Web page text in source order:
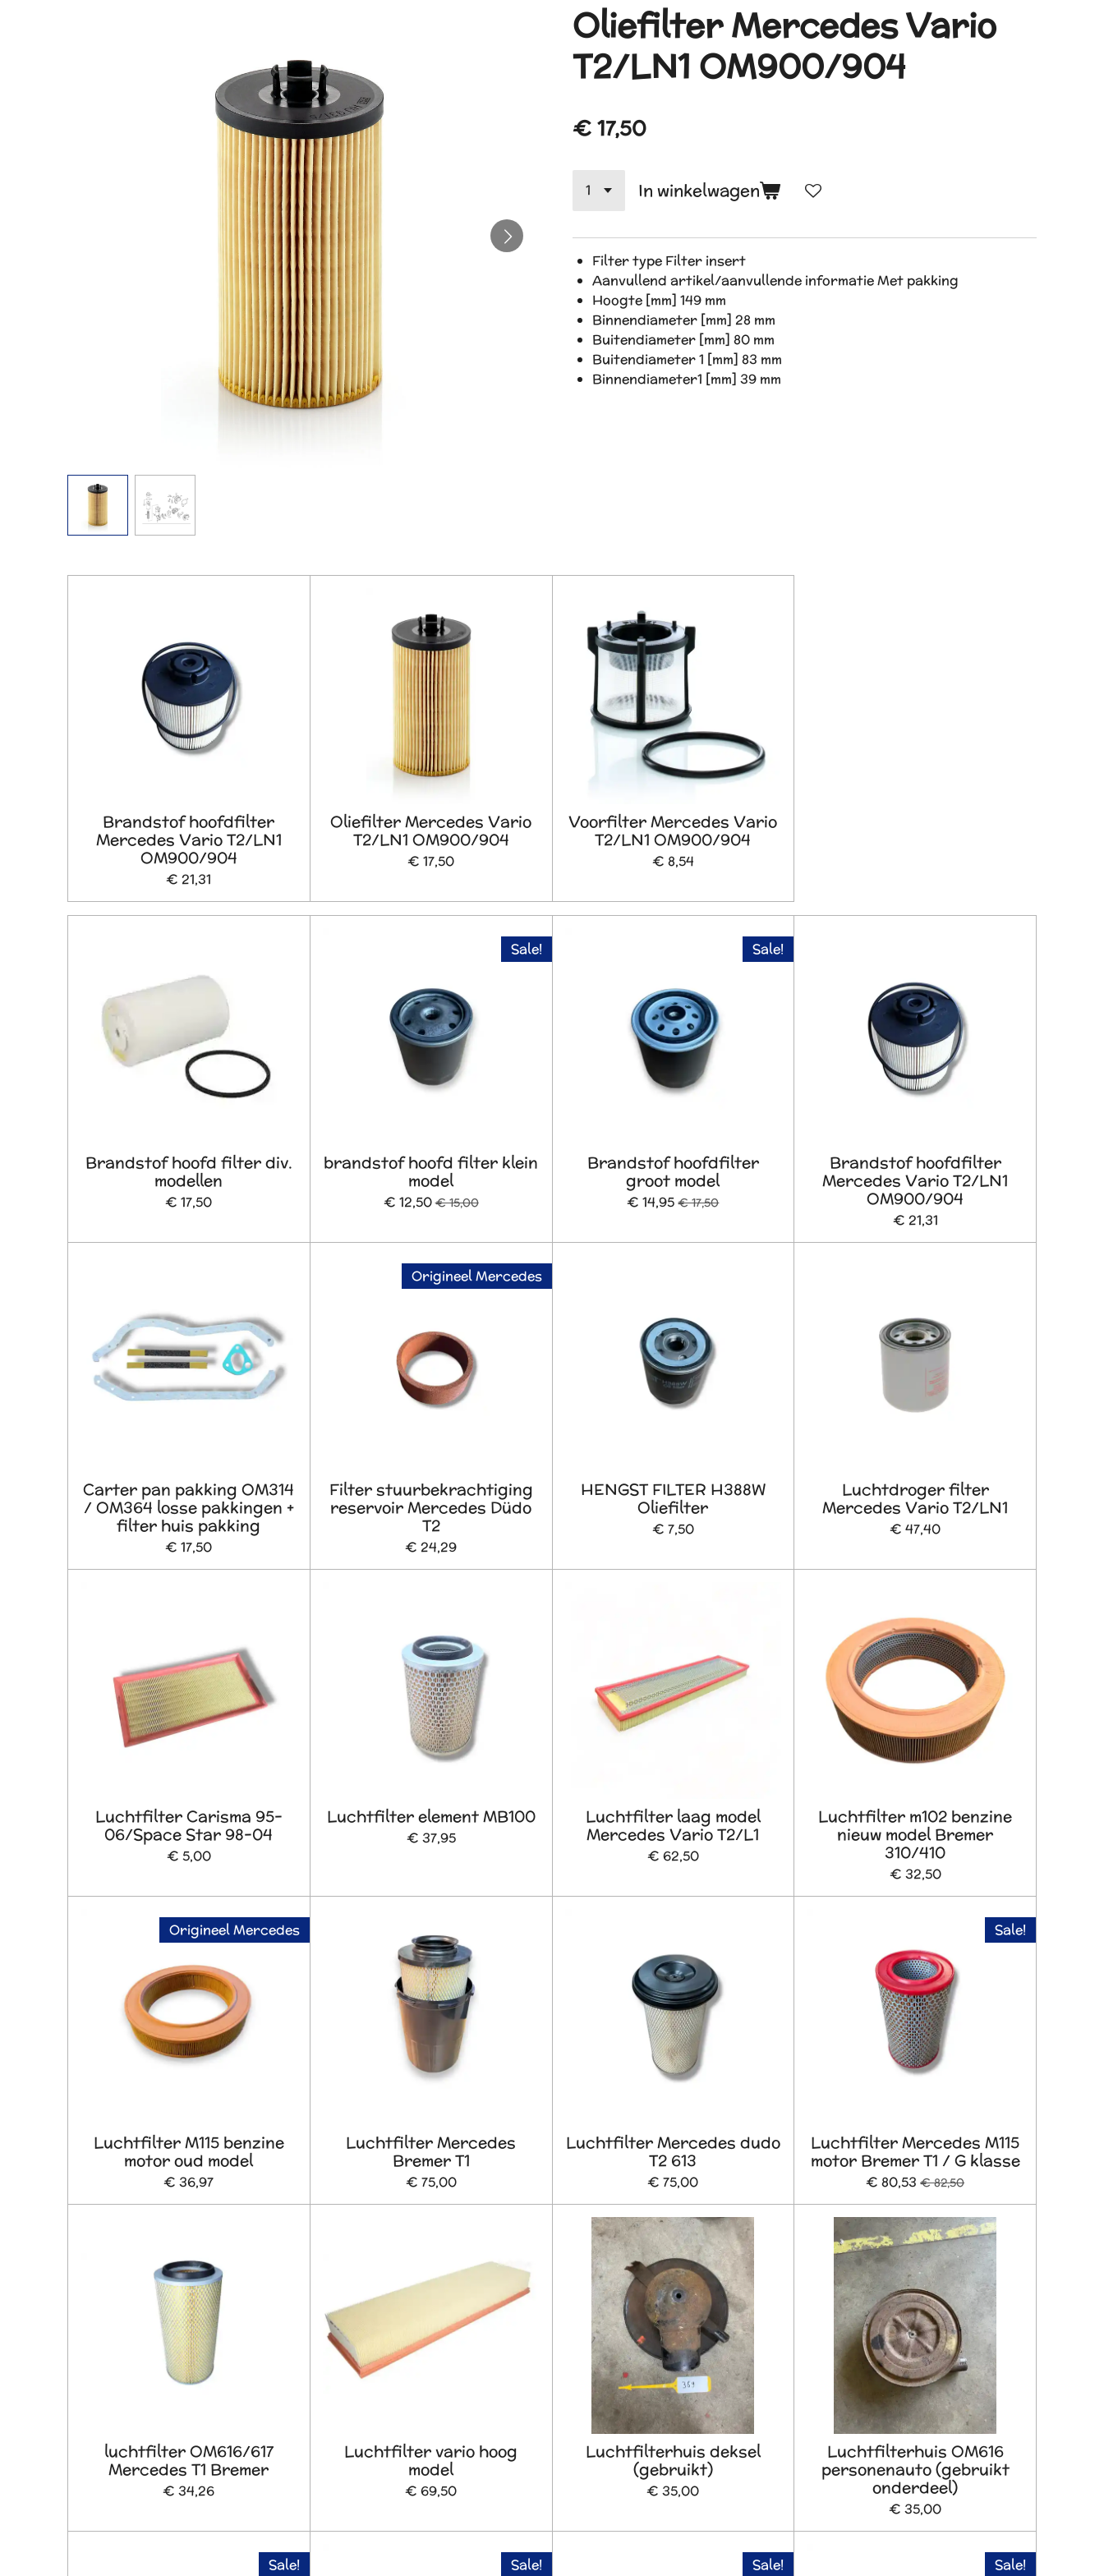
Oliefilter Mercedes Vario
T2/LN1 OM900/904
€ 17,50
In winkelwagen
Filter type Filter insert
Aanvullend artikel/aanvullende informatie Met pakking
Hoogte [mm] 149 mm
Binnendiameter [mm] 28 mm
Buitendiameter [mm] 80 mm
Buitendiameter 1 [mm] 83 mm
Binnendiameter1 [mm] 39 mm
Brandstof hoofdfilter
Mercedes Vario T2/LN1
OM900/904
€ 21,31
Oliefilter Mercedes Vario
T2/LN1 OM900/904
€ 17,50
Voorfilter Mercedes Vario
T2/LN1 OM900/904
€ 8,54
Brandstof hoofd filter div.
modellen
€ 17,50
Sale!
brandstof hoofd filter klein
model
€ 12,50 € 15,00
Sale!
Brandstof hoofdfilter
groot model
€ 14,95 € 17,50
Brandstof hoofdfilter
Mercedes Vario T2/LN1
OM900/904
€ 21,31
Carter pan pakking OM314
/ OM364 losse pakkingen +
filter huis pakking
€ 17,50
Origineel Mercedes
Filter stuurbekrachtiging
reservoir Mercedes Düdo
T2
€ 24,29
HENGST FILTER H388W
Oliefilter
€ 7,50
Luchtdroger filter
Mercedes Vario T2/LN1
€ 47,40
Luchtfilter Carisma 95-
06/Space Star 98-04
€ 5,00
Luchtfilter element MB100
€ 37,95
Luchtfilter laag model
Mercedes Vario T2/L1
€ 62,50
Luchtfilter m102 benzine
nieuw model Bremer
310/410
€ 32,50
Origineel Mercedes
Luchtfilter M115 benzine
motor oud model
€ 36,97
Luchtfilter Mercedes
Bremer T1
€ 75,00
Luchtfilter Mercedes dudo
T2 613
€ 75,00
Sale!
Luchtfilter Mercedes M115
motor Bremer T1 / G klasse
€ 80,53 € 82,50
luchtfilter OM616/617
Mercedes T1 Bremer
€ 34,26
Luchtfilter vario hoog
model
€ 69,50
Luchtfilterhuis deksel
(gebruikt)
€ 35,00
Luchtfilterhuis OM616
personenauto (gebruikt
onderdeel)
€ 35,00
Sale! Sale! Sale! Sale!